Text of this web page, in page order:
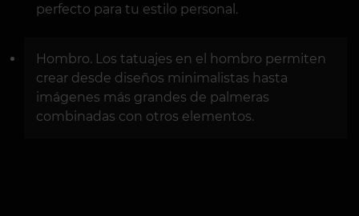
perfecto para tu estilo personal.
Hombro. Los tatuajes en el hombro permiten
crear desde diseños minimalistas hasta
imágenes más grandes de palmeras
combinadas con otros elementos.